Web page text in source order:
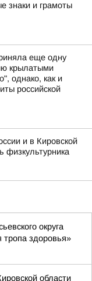
знаки и грамоты
еще одну
крылатыми
однако, как и
российской
и в Кировской
физкультурника
округа
тропа здоровья»
области